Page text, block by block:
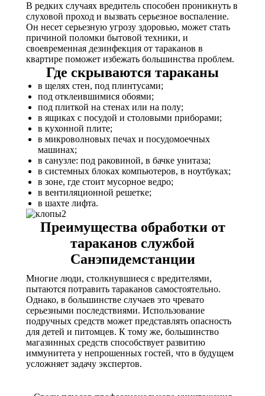
В редких случаях вредитель способен проникнуть в
слуховой проход и вызвать серьезное воспаление.
Он несет серьезную угрозу здоровью, может стать
причиной поломки бытовой техники, и
своевременная дезинфекция от тараканов в
квартире поможет избежать большинства проблем.
Где скрываются тараканы
в щелях стен, под плинтусами;
под отклеившимися обоями;
под плиткой на стенах или на полу;
в ящиках с посудой и столовыми приборами;
в кухонной плите;
в микроволновых печах и посудомоечных
машинах;
в санузле: под раковиной, в бачке унитаза;
в системных блоках компьютеров, в ноутбуках;
в зоне, где стоит мусорное ведро;
в вентиляционной решетке;
в шахте лифта.
Преимущества обработки от
тараканов службой
Санэпидемстанции
Многие люди, столкнувшиеся с вредителями,
пытаются потравить тараканов самостоятельно.
Однако, в большинстве случаев это чревато
серьезными последствиями. Использование
подручных средств может представлять опасность
для детей и питомцев. К тому же, большинство
магазинных средств способствует развитию
иммунитета у непрошенных гостей, что в будущем
усложняет задачу экспертов.